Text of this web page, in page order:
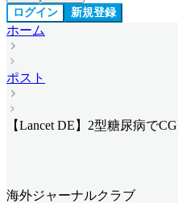
ログイン 新規登録
ホーム
ポスト
【Lancet DE】2型糖尿病で
海外ジャーナルクラブ